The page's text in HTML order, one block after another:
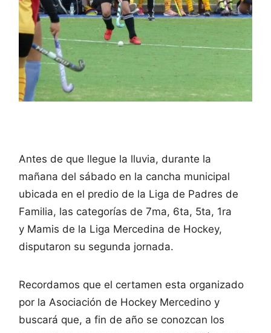
Antes de que llegue la lluvia, durante la
mañana del sábado en la cancha municipal
ubicada en el predio de la Liga de Padres de
Familia, las categorías de 7ma, 6ta, 5ta, 1ra
y Mamis de la Liga Mercedina de Hockey,
disputaron su segunda jornada.
Recordamos que el certamen esta organizado
por la Asociación de Hockey Mercedino y
buscará que, a fin de año se conozcan los